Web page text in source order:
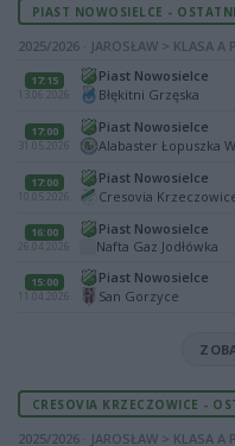
PIAST NOWOSIELCE -
2025/2026 · JAROSŁAW > KLASA A
17:15
13.06.2026
Piast Nowosielce
Błękitni Grzęska
17:00
31.05.2026
Piast Nowosielce
Alabaster Łopuszka
17:00
10.05.2026
Piast Nowosielce
Cresovia
16:00
26.04.2026
Piast Nowosielce
Nafta Gaz Jodłówka
15:00
11.04.2026
Piast Nowosielce
San Gorzyce
CRESOVIA KRZECZOWICE -
2025/2026 · JAROSŁAW > KLASA A